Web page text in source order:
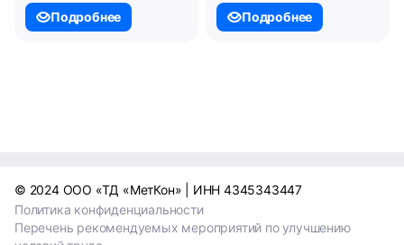
Подробнее Подробнее
© 2024 ООО «ТД «МетКон» | ИНН 4345343447
Политика конфиденциальности
Перечень рекомендуемых мероприятий по улучшению